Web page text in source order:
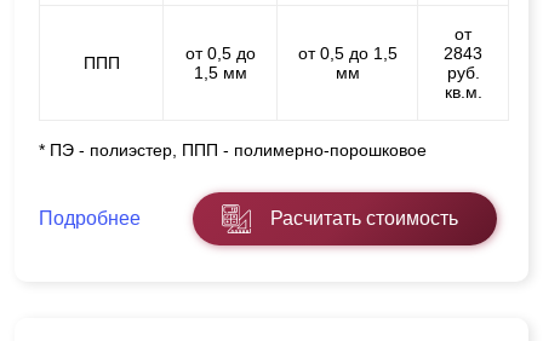
ППП
от 0,5 до
1,5 мм
от 0,5 до 1,5
мм
от
2843
руб.
кв.м.
* ПЭ - полиэстер, ППП - полимерно-порошковое
Подробнее Расчитать стоимость